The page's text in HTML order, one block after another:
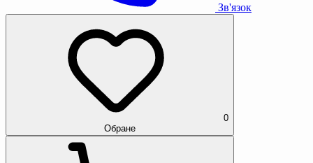
Зв'язок
0
Обране